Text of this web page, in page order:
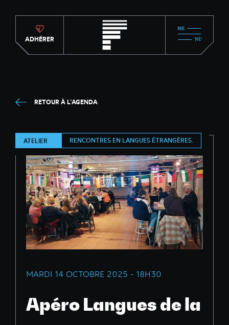
ADHÉRER
RETOUR À L'AGENDA
ATELIER RENCONTRES EN LANGUES ÉTRANGÈRES.
MARDI 14 OCTOBRE 2025 - 18H30
Apéro Langues de la